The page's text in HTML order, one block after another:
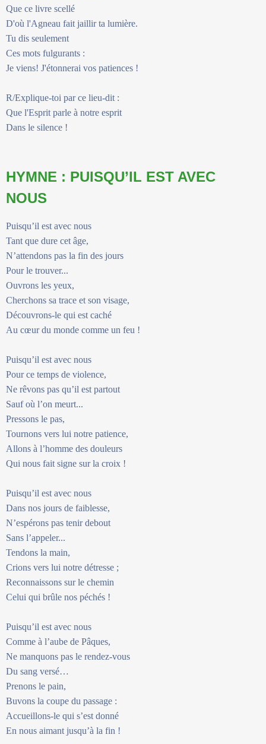
Que ce livre scellé
D'où l'Agneau fait jaillir ta lumière.
Tu dis seulement
Ces mots fulgurants :
Je viens! J'étonnerai vos patiences !
R/Explique-toi par ce lieu-dit :
Que l'Esprit parle à notre esprit
Dans le silence !
HYMNE : PUISQU’IL EST AVEC
NOUS
Puisqu’il est avec nous
Tant que dure cet âge,
N’attendons pas la fin des jours
Pour le trouver...
Ouvrons les yeux,
Cherchons sa trace et son visage,
Découvrons-le qui est caché
Au cœur du monde comme un feu !
Puisqu’il est avec nous
Pour ce temps de violence,
Ne rêvons pas qu’il est partout
Sauf où l’on meurt...
Pressons le pas,
Tournons vers lui notre patience,
Allons à l’homme des douleurs
Qui nous fait signe sur la croix !
Puisqu’il est avec nous
Dans nos jours de faiblesse,
N’espérons pas tenir debout
Sans l’appeler...
Tendons la main,
Crions vers lui notre détresse ;
Reconnaissons sur le chemin
Celui qui brûle nos péchés !
Puisqu’il est avec nous
Comme à l’aube de Pâques,
Ne manquons pas le rendez-vous
Du sang versé…
Prenons le pain,
Buvons la coupe du passage :
Accueillons-le qui s’est donné
En nous aimant jusqu’à la fin !